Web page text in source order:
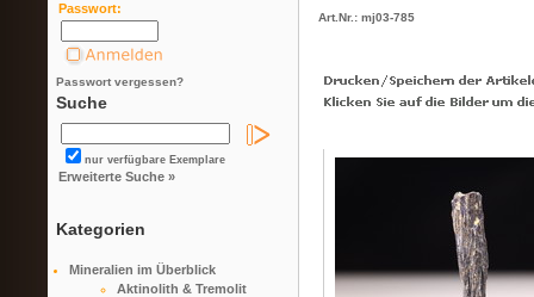
Passwort:
Passwort vergessen?
Suche
nur verfügbare Exemplare
Erweiterte Suche »
Kategorien
Mineralien im Überblick
Aktinolith & Tremolit
Art.Nr.: mj03-785